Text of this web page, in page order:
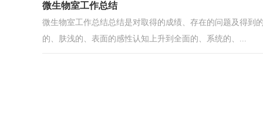
微生物室工作总结
微生物室工作总结总结是对取得的成绩、存在的问题及得到
的、肤浅的、表面的感性认知上升到全面的、系统的、...